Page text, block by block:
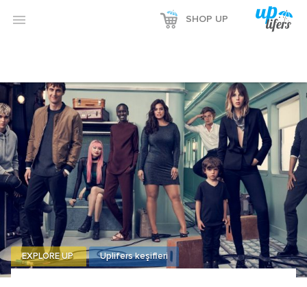
 SHOP UP
EXPLORE UP Uplifers keşifleri